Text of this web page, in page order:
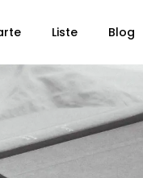
Liste Blog